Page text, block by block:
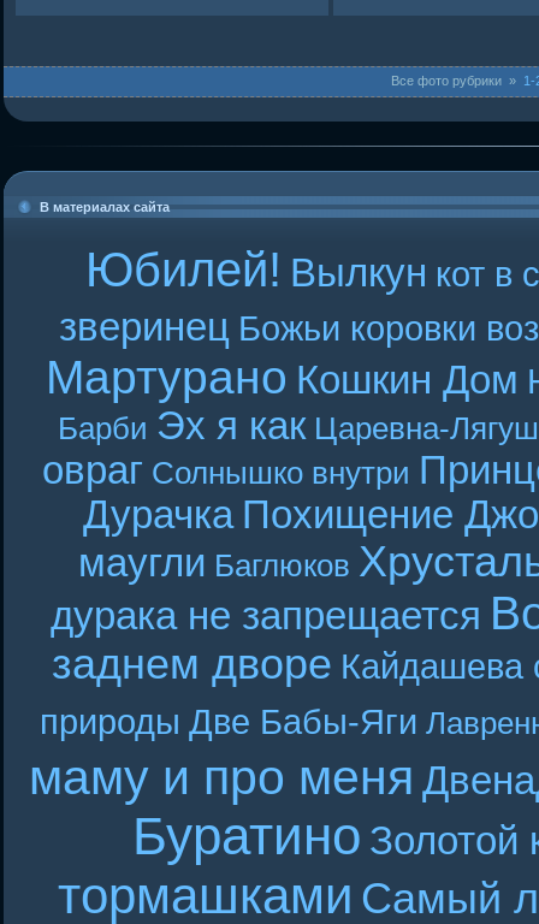
Все фото рубрики » 1-
В материалах сайта
Юбилей! Вылкун кот в
зверинец Божьи коровки
Мартурано Кошкин Дом
Барби Эх я как Царевна-
овраг Солнышко внутри
Дурачка Похищение
маугли Баглюков
дурака не запрещается
заднем дворе Кайдашева
природы Две Бабы-Яги
маму и про меня
Буратино Золотой
тормашками Самый